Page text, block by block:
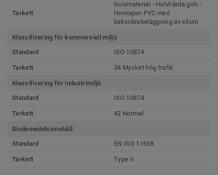
Tarkett
Golvmaterial - Halvhårda golv -
Homogen PVC med
baksidesbeläggning av skum
Klassificering för kommersiell miljö
Standard
ISO 10874
Tarkett 34 Mycket hög trafik
Klassificering för industrimiljö
Standard
ISO 10874
Tarkett 42 Normal
Bindemedelsinnehåll
Standard
EN ISO 11638
Tarkett Type II